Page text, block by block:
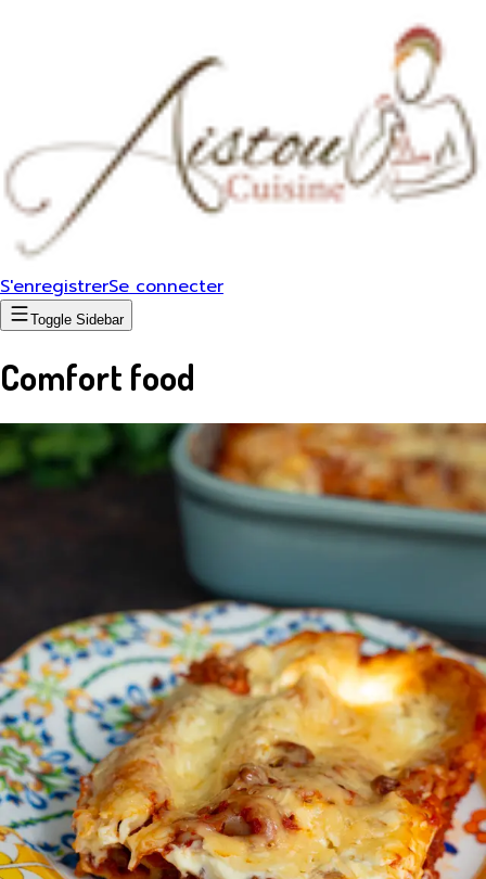
S'enregistrerSe connecter
Toggle Sidebar
Comfort food